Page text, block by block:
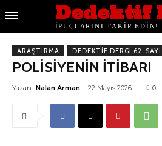
Dedektif
İPUÇLARINI TAKİP EDİN!
ARAŞTIRMA DEDEKTIF DERGI 62. SAYI
POLİSİYENİN İTİBARI
Yazan: Nalan Arman 22 Mayıs 2026 0